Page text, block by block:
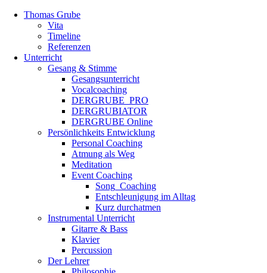
Thomas Grube
Vita
Timeline
Referenzen
Unterricht
Gesang & Stimme
Gesangsunterricht
Vocalcoaching
DERGRUBE_PRO
DERGRUBIATOR
DERGRUBE Online
Persönlichkeits Entwicklung
Personal Coaching
Atmung als Weg
Meditation
Event Coaching
Song_Coaching
Entschleunigung im Alltag
Kurz durchatmen
Instrumental Unterricht
Gitarre & Bass
Klavier
Percussion
Der Lehrer